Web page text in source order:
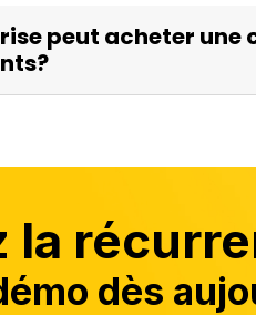
peut acheter
la
dès